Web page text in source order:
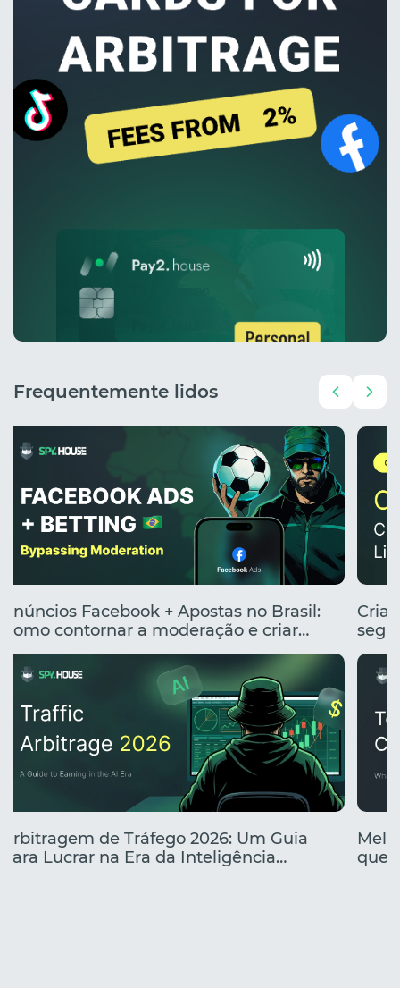
Frequentemente lidos
Anúncios Facebook + Apostas no Brasil:
Como contornar a moderação e criar
anúncios clicáveis
Arbitragem de Tráfego 2026: Um Guia
para Lucrar na Era da Inteligência
que